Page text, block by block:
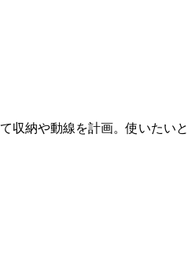
収納や動線を計画。使いたいと